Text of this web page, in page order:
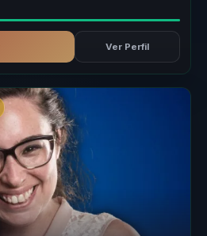
Ver Perfil